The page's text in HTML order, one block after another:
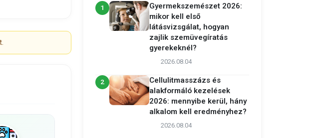
1
Gyermekszemészet 2026:
mikor kell első
látásvizsgálat, hogyan
zajlik szemüvegíratás
gyerekeknél?
2026.08.04
2
Cellulitmasszázs és
alakformáló kezelések
2026: mennyibe kerül, hány
alkalom kell eredményhez?
2026.08.04